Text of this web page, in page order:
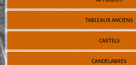
TABLEAUX ANCIENS
CARTELS
CANDELABRES